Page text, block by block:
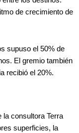
de crecimiento de
supuso el 50% de
El gremio también
recibió el 20%.
la consultora Terra
superficies, la